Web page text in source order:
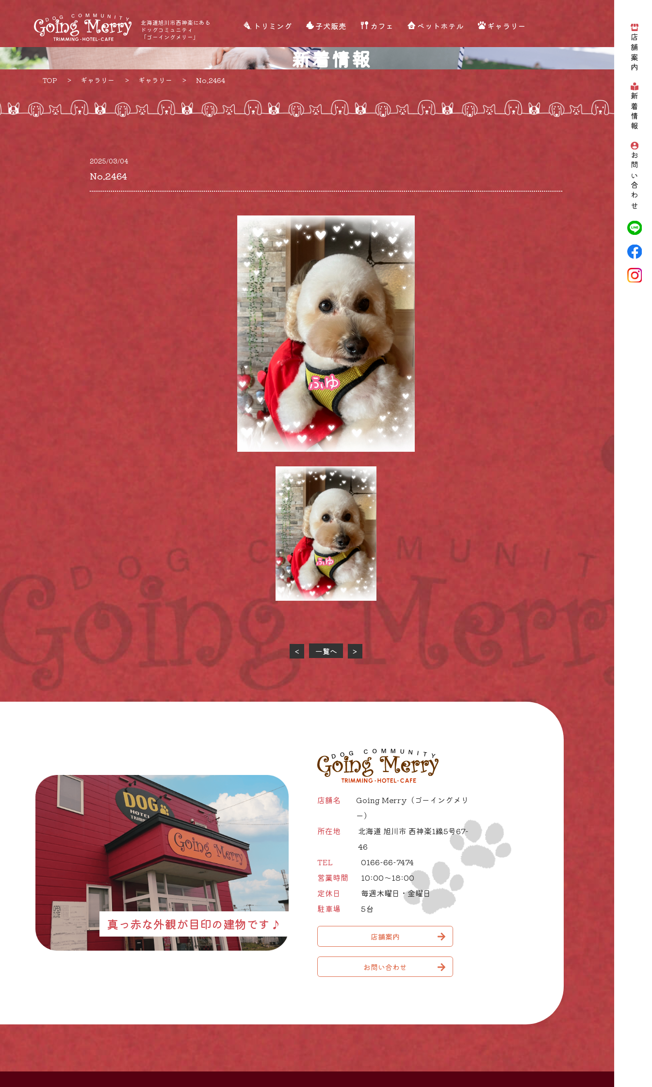
北海道旭川市西神楽にある
ドッグコミュニティ
「ゴーイングメリー」
トリミング 子犬販売 カフェ ペットホテル ギャラリー
店舗案内
新着情報
お問い合わせ
新着情報
TOP ギャラリー ギャラリー No.2464
2025/03/04
No.2464
< 一覧へ >
真っ赤な外観が目印の建物です♪
店舗名 Going Merry（ゴーイングメリ
ー）
所在地
北海道 旭川市 西神楽1線5号67-
46
TEL
0166-66-7474
営業時間
10:00～18:00
定休日
毎週木曜日・金曜日
駐車場
5台
店舗案内
お問い合わせ